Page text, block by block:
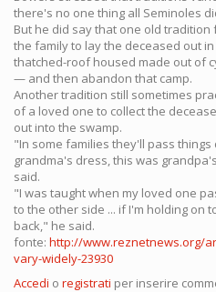
there's no one thing all Seminoles
But he did say that one old
the family to lay the deceased out
thatched-roof housed made out of
— and then abandon that camp.
Another tradition still sometimes
of a loved one to collect the
out into the swamp.
"In some families they'll pass
grandma's dress, this was
said.
"I was taught when my loved one
to the other side ... if I'm holding on
back," he said.
fonte: http://www.reznetnews.org/
vary-widely-23930
Accedi o registrati per inserire